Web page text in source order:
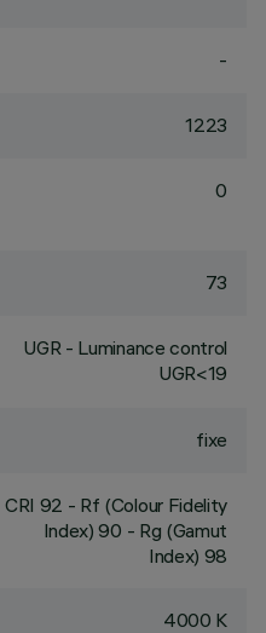
-
1223
0
73
UGR - Luminance control
UGR<19
fixe
CRI 92 - Rf (Colour Fidelity
Index) 90 - Rg (Gamut
Index) 98
4000 K